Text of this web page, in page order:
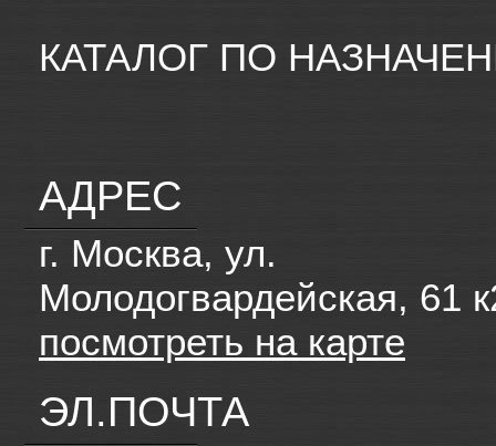
КАТАЛОГ ПО
АДРЕС
г. Москва, ул.
Молодогвардейская, 61
посмотреть на карте
ЭЛ.ПОЧТА